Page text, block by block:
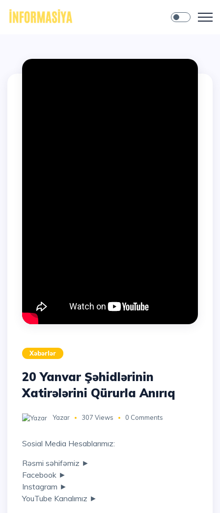
Xəbərlər
20 Yanvar Şəhidlərinin
Xatirələrini Qürurla Anırıq
Yazar 307 Views 0 Comments
Sosial Media Hesablarımız:
Rəsmi səhifəmiz ►
Facebook ►
Instagram ►
YouTube Kanalımız ►